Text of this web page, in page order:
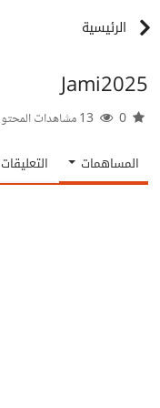
الرئيسية
Jami2025
المساهمات التعليقات